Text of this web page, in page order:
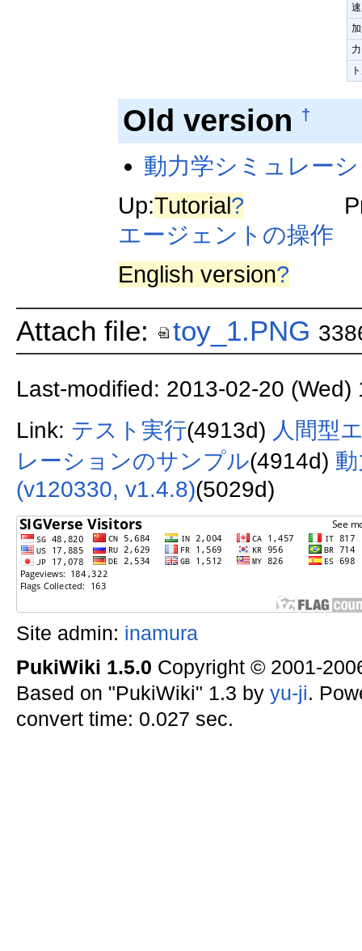
力
Old version †
動力学シミュレー
Up:Tutorial?
エージェントの操作
English version?
Attach file: toy_1.PNG
Last-modified: 2013-02-20 (Wed)
Link: テスト実行(4913d) 人間型
レーションのサンプル(4914d)
(v120330, v1.4.8)(5029d)
Site admin: inamura
PukiWiki 1.5.0 Copyright © 2001-
Based on "PukiWiki" 1.3 by yu-ji.
convert time: 0.027 sec.